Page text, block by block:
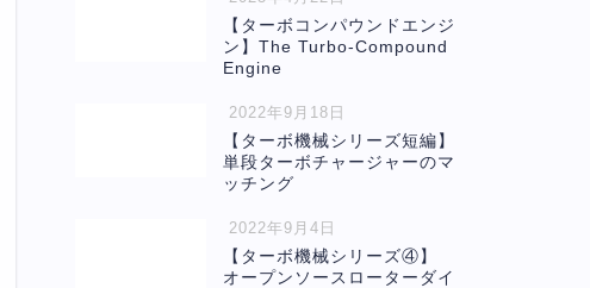
【ターボコンパウンドエンジ
ン】The Turbo-Compound
Engine
2022年9月18日
【ターボ機械シリーズ短編】
単段ターボチャージャーのマ
ッチング
2022年9月4日
【ターボ機械シリーズ④】
オープンソースローターダイ